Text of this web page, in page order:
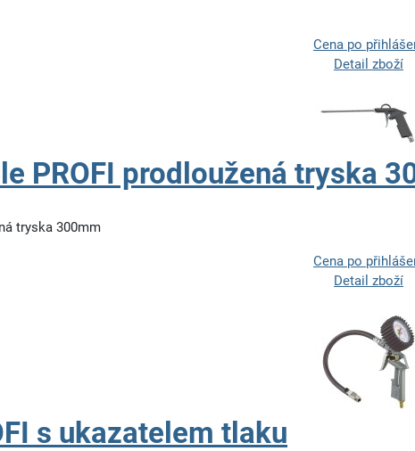
Cena po
Detail zboží
PROFI prodloužená tryska
tryska 300mm
Cena po
Detail zboží
s ukazatelem tlaku